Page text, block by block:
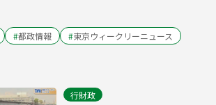
#都政情報 #東京ウィークリーニュース
行財政